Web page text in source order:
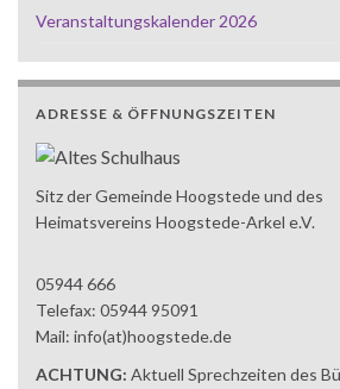
Veranstaltungskalender 2026
ADRESSE & ÖFFNUNGSZEITEN
Sitz der Gemeinde Hoogstede und des
Heimatsvereins Hoogstede-Arkel e.V.
05944 666
Telefax: 05944 95091
Mail: info(at)hoogstede.de
ACHTUNG: Aktuell Sprechzeiten des